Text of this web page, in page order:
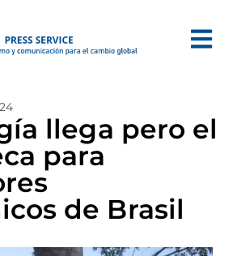
llega pero el
para
de Brasil